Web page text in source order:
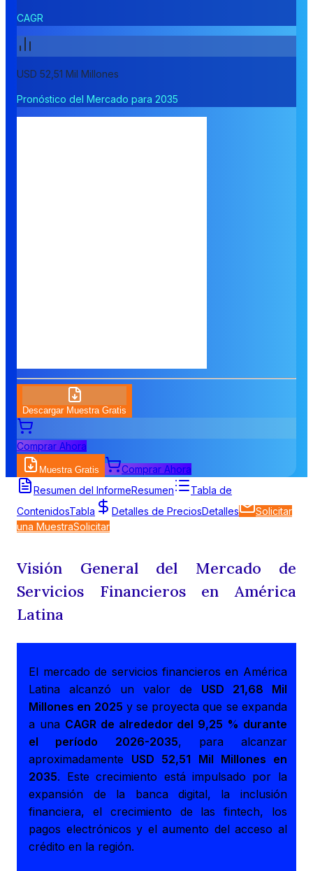
CAGR
USD 52,51 Mil Millones
Pronóstico del Mercado para 2035
Descargar Muestra Gratis
Comprar Ahora
Muestra Gratis
Comprar Ahora
Resumen del InformeResumen
Tabla de
ContenidosTabla Detalles de PreciosDetalles
Solicitar
una MuestraSolicitar
Visión General del Mercado de
Servicios Financieros en América
Latina
El mercado de servicios financieros en América
Latina alcanzó un valor de USD 21,68 Mil
Millones en 2025 y se proyecta que se expanda
a una CAGR de alrededor del 9,25 % durante
el período 2026-2035, para alcanzar
aproximadamente USD 52,51 Mil Millones en
2035. Este crecimiento está impulsado por la
expansión de la banca digital, la inclusión
financiera, el crecimiento de las fintech, los
pagos electrónicos y el aumento del acceso al
crédito en la región.